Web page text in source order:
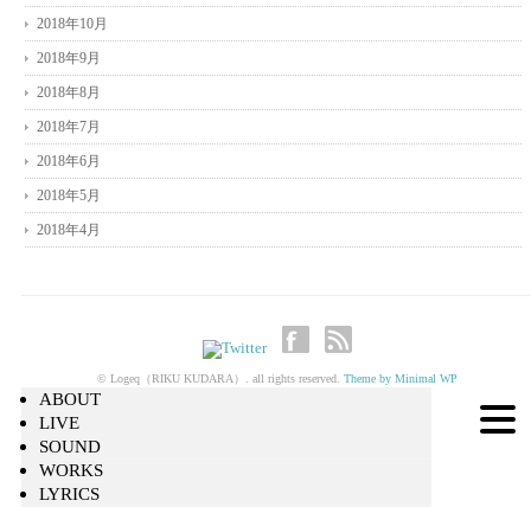
2018年10月
2018年9月
2018年8月
2018年7月
2018年6月
2018年5月
2018年4月
© Logeq（RIKU KUDARA）. all rights reserved. Theme by Minimal WP
ABOUT
LIVE
SOUND
WORKS
LYRICS